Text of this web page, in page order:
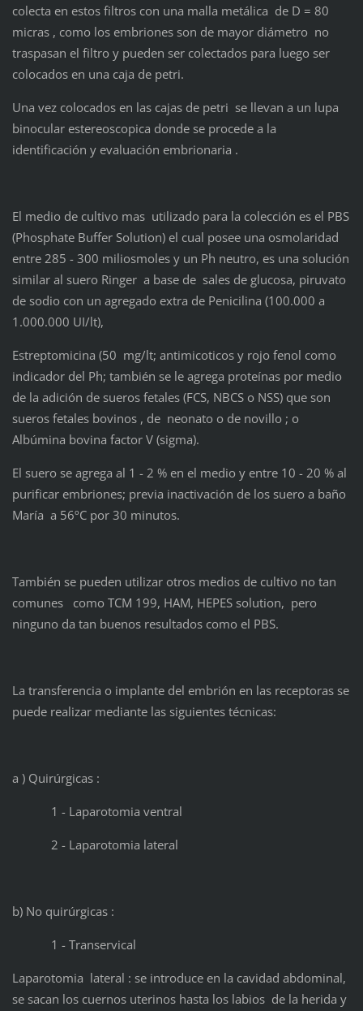
colecta en estos filtros con una malla metálica de D = 80
micras , como los embriones son de mayor diámetro no
traspasan el filtro y pueden ser colectados para luego ser
colocados en una caja de petri.
Una vez colocados en las cajas de petri se llevan a un lupa
binocular estereoscopica donde se procede a la
identificación y evaluación embrionaria .
El medio de cultivo mas utilizado para la colección es el PBS
(Phosphate Buffer Solution) el cual posee una osmolaridad
entre 285 - 300 miliosmoles y un Ph neutro, es una solución
similar al suero Ringer a base de sales de glucosa, piruvato
de sodio con un agregado extra de Penicilina (100.000 a
1.000.000 UI/lt),
Estreptomicina (50 mg/lt; antimicoticos y rojo fenol como
indicador del Ph; también se le agrega proteínas por medio
de la adición de sueros fetales (FCS, NBCS o NSS) que son
sueros fetales bovinos , de neonato o de novillo ; o
Albúmina bovina factor V (sigma).
El suero se agrega al 1 - 2 % en el medio y entre 10 - 20 % al
purificar embriones; previa inactivación de los suero a baño
María a 56ºC por 30 minutos.
También se pueden utilizar otros medios de cultivo no tan
comunes como TCM 199, HAM, HEPES solution, pero
ninguno da tan buenos resultados como el PBS.
La transferencia o implante del embrión en las receptoras se
puede realizar mediante las siguientes técnicas:
a ) Quirúrgicas :
1 - Laparotomia ventral
2 - Laparotomia lateral
b) No quirúrgicas :
1 - Transervical
Laparotomia lateral : se introduce en la cavidad abdominal,
se sacan los cuernos uterinos hasta los labios de la herida y